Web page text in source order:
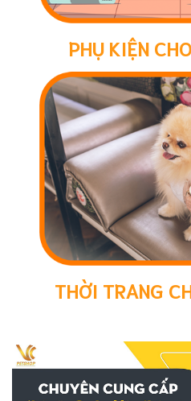
PHỤ KIỆN
THỜI TRANG